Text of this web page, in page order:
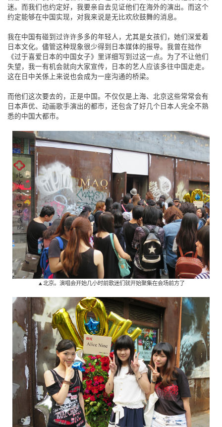
迷。而我们也约定好，我要亲自去见证他们在海外的演出。而这个
约定能够在中国实现，对我来说是无比欢欣鼓舞的消息。
我在中国有碰到过许许多多的年轻人，尤其是女孩们，她们深爱着
日本文化。儘管这种现象很少得到日本媒体的报导。我曾在拙作
《过于喜爱日本的中国女子》里详细写到过这一点。为了不让他们
失望，我一有机会就向大家宣传，日本的艺人应该多往中国走走。
这在日中关係上来说也会成为一座沟通的桥梁。
而他们这次要去的，正是中国。不仅仅是上海、北京这些常常会有
日本声优、动画歌手演出的都市，还包含了好几个日本人完全不熟
悉的中国大都市。
▲北京。演唱会开始几小时前歌迷们就开始聚集在会场前方了